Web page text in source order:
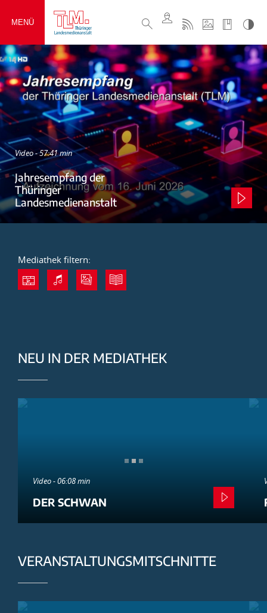
MENÜ
Video - 57:41 min
Jahresempfang der
Thüringer
Landesmedienanstalt
Mediathek filtern:
NEU IN DER MEDIATHEK
Video - 06:08 min
DER SCHWAN
VERANSTALTUNGSMITSCHNITTE